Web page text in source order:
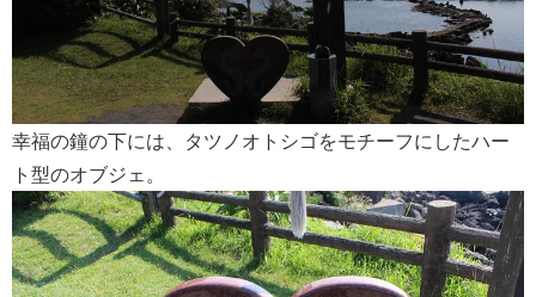
幸福の鐘の下には、タツノオトシゴをモチーフにしたハー
ト型のオブジェ。